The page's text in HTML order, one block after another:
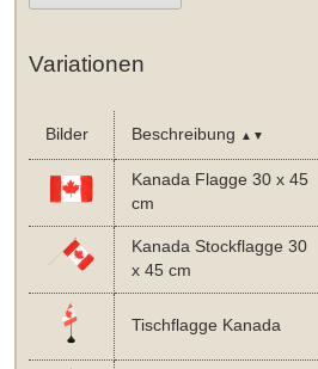
Variationen
Bilder Beschreibung ▲▼
Kanada Flagge 30 x 45
cm
Kanada Stockflagge 30
x 45 cm
Tischflagge Kanada